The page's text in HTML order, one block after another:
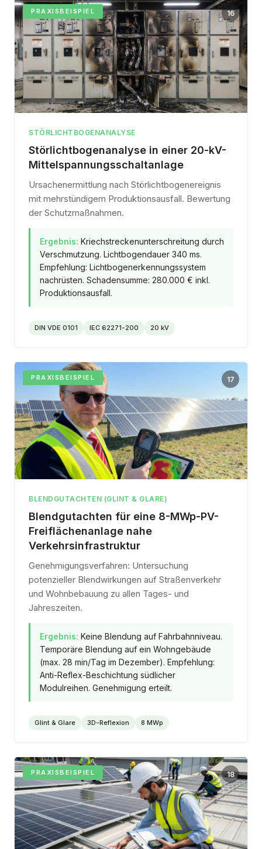
PRAXISBEISPIEL 16
STÖRLICHTBOGENANALYSE
Störlichtbogenanalyse in einer 20-kV-
Mittelspannungsschaltanlage
Ursachenermittlung nach Störlichtbogenereignis
mit mehrstündigem Produktionsausfall. Bewertung
der Schutzmaßnahmen.
Ergebnis: Kriechstreckenunterschreitung durch
Verschmutzung. Lichtbogendauer 340 ms.
Empfehlung: Lichtbogenerkennungssystem
nachrüsten. Schadensumme: 280.000 € inkl.
Produktionsausfall.
DIN VDE 0101 IEC 62271-200 20 kV
PRAXISBEISPIEL 17
BLENDGUTACHTEN (GLINT & GLARE)
Blendgutachten für eine 8-MWp-PV-
Freiflächenanlage nahe
Verkehrsinfrastruktur
Genehmigungsverfahren: Untersuchung
potenzieller Blendwirkungen auf Straßenverkehr
und Wohnbebauung zu allen Tages- und
Jahreszeiten.
Ergebnis: Keine Blendung auf Fahrbahnniveau.
Temporäre Blendung auf ein Wohngebäude
(max. 28 min/Tag im Dezember). Empfehlung:
Anti-Reflex-Beschichtung südlicher
Modulreihen. Genehmigung erteilt.
Glint & Glare 3D-Reflexion 8 MWp
PRAXISBEISPIEL 18